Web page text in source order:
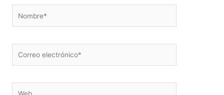
electrónico*